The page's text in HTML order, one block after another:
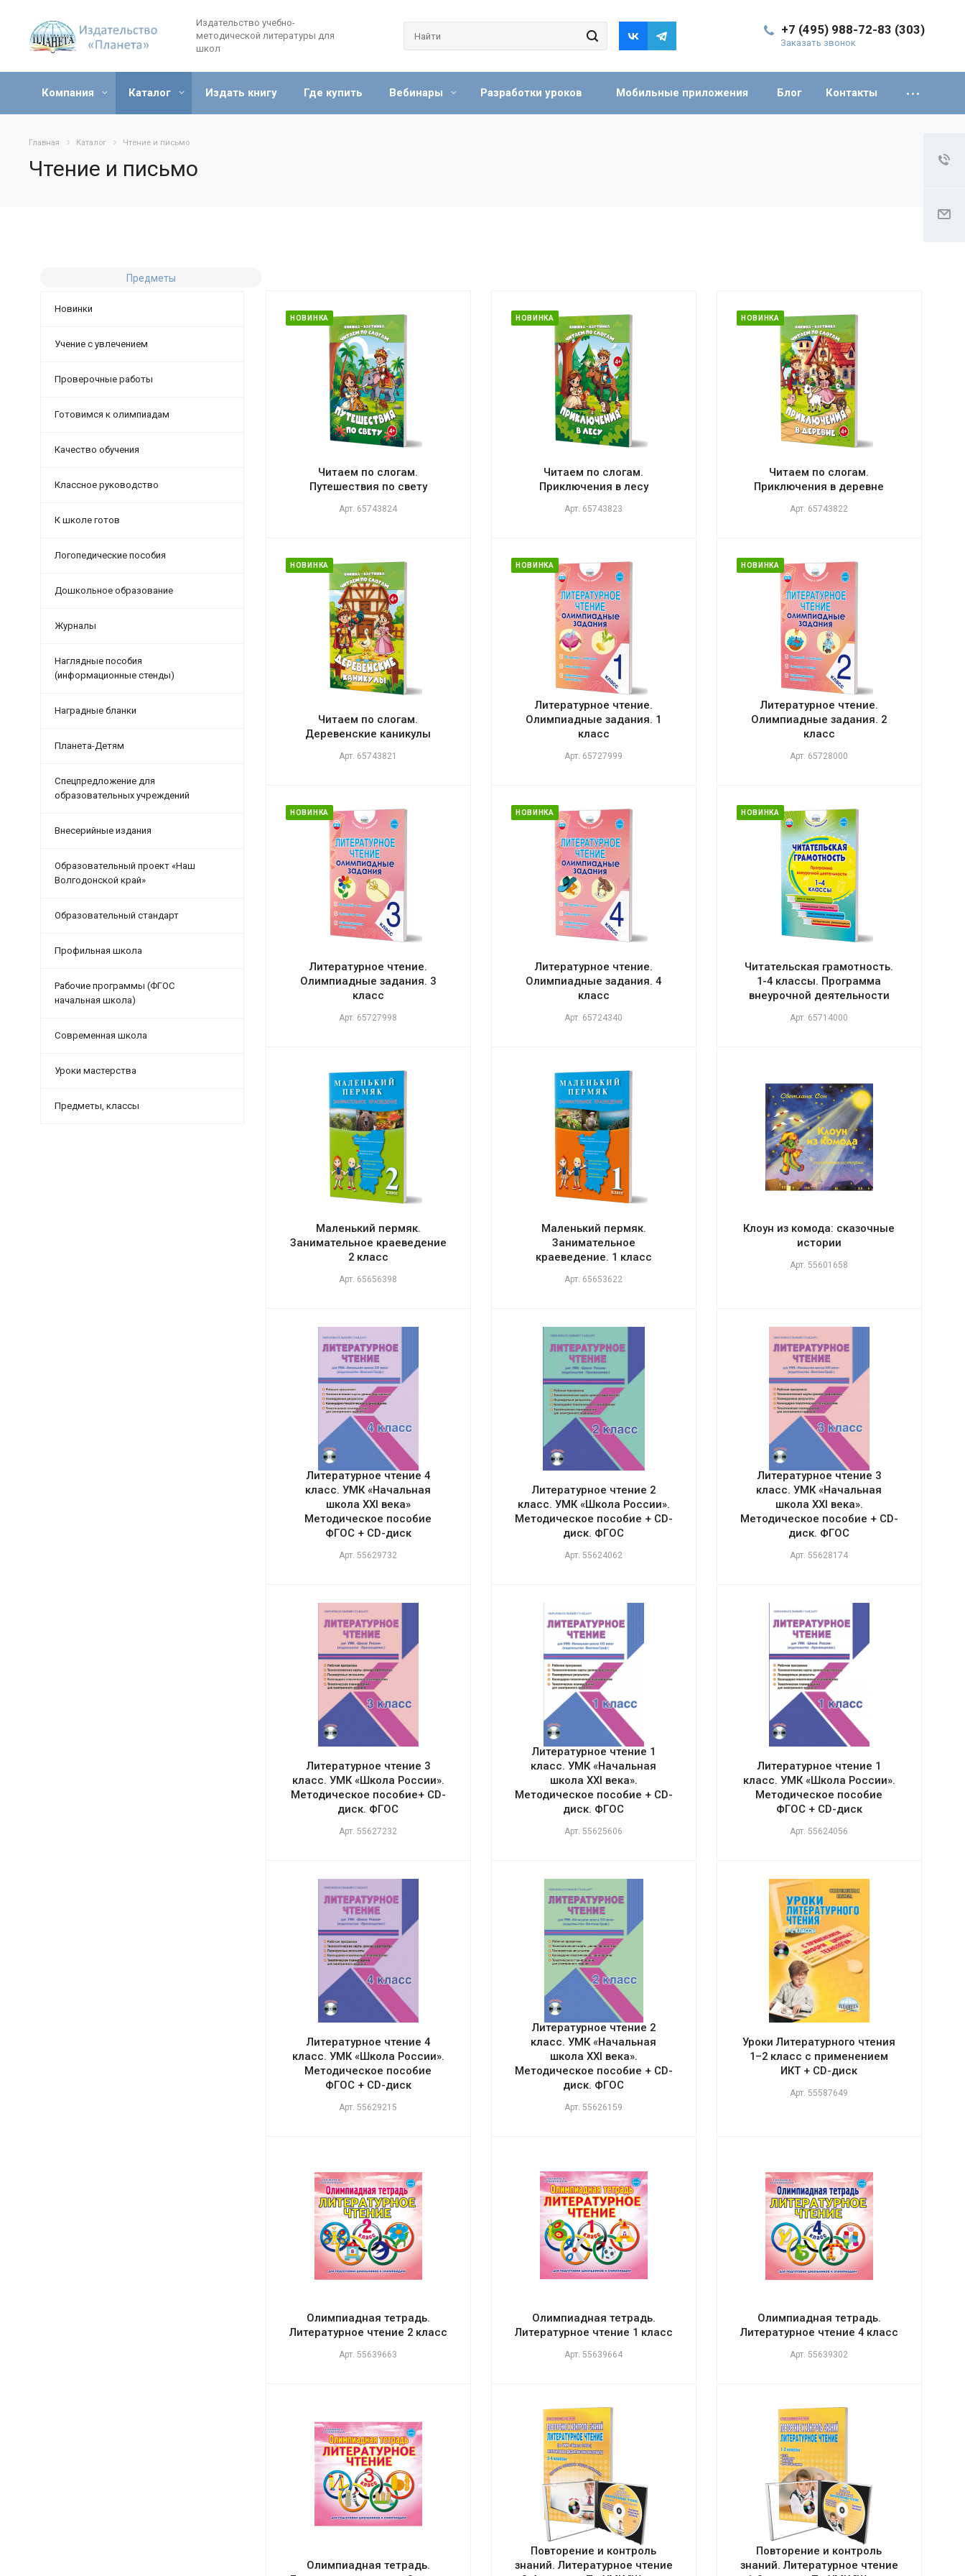
Издательство учебно-
методической литературы для
школ
+7 (495) 988-72-83 (303)
Заказать звонок
Компания Каталог Издать книгу Где купить Вебинары Разработки уроков Мобильные приложения Блог Контакты
Главная Каталог Чтение и письмо
Чтение и письмо
Предметы
Новинки
Учение с увлечением
Проверочные работы
Готовимся к олимпиадам
Качество обучения
Классное руководство
К школе готов
Логопедические пособия
Дошкольное образование
Журналы
Наглядные пособия
(информационные стенды)
Наградные бланки
Планета-Детям
Спецпредложение для
образовательных учреждений
Внесерийные издания
Образовательный проект «Наш
Волгодонской край»
Образовательный стандарт
Профильная школа
Рабочие программы (ФГОС
начальная школа)
Современная школа
Уроки мастерства
Предметы, классы
НОВИНКА
Читаем по слогам.
Путешествия по свету
Арт. 65743824
НОВИНКА
Читаем по слогам.
Приключения в лесу
Арт. 65743823
НОВИНКА
Читаем по слогам.
Приключения в деревне
Арт. 65743822
НОВИНКА
Читаем по слогам.
Деревенские каникулы
Арт. 65743821
НОВИНКА
Литературное чтение.
Олимпиадные задания. 1
класс
Арт. 65727999
НОВИНКА
Литературное чтение.
Олимпиадные задания. 2
класс
Арт. 65728000
НОВИНКА
Литературное чтение.
Олимпиадные задания. 3
класс
Арт. 65727998
НОВИНКА
Литературное чтение.
Олимпиадные задания. 4
класс
Арт. 65724340
НОВИНКА
Читательская грамотность.
1-4 классы. Программа
внеурочной деятельности
Арт. 65714000
Маленький пермяк.
Занимательное краеведение
2 класс
Арт. 65656398
Маленький пермяк.
Занимательное
краеведение. 1 класс
Арт. 65653622
Клоун из комода: сказочные
истории
Арт. 55601658
Литературное чтение 4
класс. УМК «Начальная
школа XXI века»
Методическое пособие
ФГОС + CD-диск
Арт. 55629732
Литературное чтение 2
класс. УМК «Школа России».
Методическое пособие + CD-
диск. ФГОС
Арт. 55624062
Литературное чтение 3
класс. УМК «Начальная
школа XXI века».
Методическое пособие + CD-
диск. ФГОС
Арт. 55628174
Литературное чтение 3
класс. УМК «Школа России».
Методическое пособие+ CD-
диск. ФГОС
Арт. 55627232
Литературное чтение 1
класс. УМК «Начальная
школа XXI века».
Методическое пособие + CD-
диск. ФГОС
Арт. 55625606
Литературное чтение 1
класс. УМК «Школа России».
Методическое пособие
ФГОС + CD-диск
Арт. 55624056
Литературное чтение 4
класс. УМК «Школа России».
Методическое пособие
ФГОС + CD-диск
Арт. 55629215
Литературное чтение 2
класс. УМК «Начальная
школа XXI века».
Методическое пособие + CD-
диск. ФГОС
Арт. 55626159
Уроки Литературного чтения
1–2 класс с применением
ИКТ + CD-диск
Арт. 55587649
Олимпиадная тетрадь.
Литературное чтение 2 класс
Арт. 55639663
Олимпиадная тетрадь.
Литературное чтение 1 класс
Арт. 55639664
Олимпиадная тетрадь.
Литературное чтение 4 класс
Арт. 55639302
Олимпиадная тетрадь.
Повторение и контроль
знаний. Литературное чтение
Повторение и контроль
знаний. Литературное чтение